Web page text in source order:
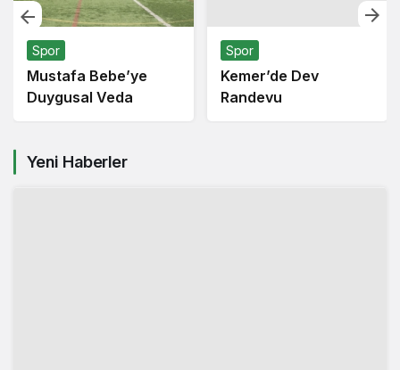
Spor
Mustafa Bebe’ye
Duygusal Veda
Spor
Kemer’de Dev
Randevu
Yeni Haberler